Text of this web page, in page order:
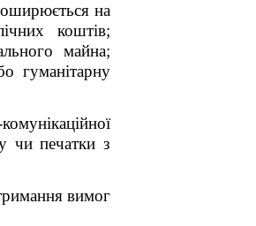
на
коштів;
майна;
гуманітарну
чи печатки з
вимог